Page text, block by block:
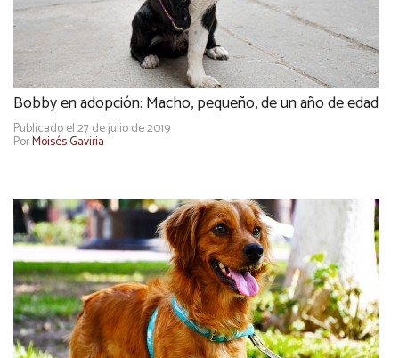
Bobby en adopción: Macho, pequeño, de un año de edad
Publicado el 27 de julio de 2019
PorMoisés Gaviria